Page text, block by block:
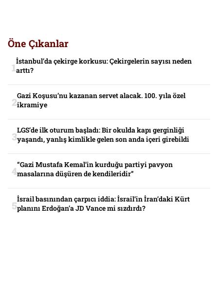
Öne Çıkanlar
İstanbul’da çekirge korkusu: Çekirgelerin sayısı neden
arttı?
Gazi Koşusu’nu kazanan servet alacak. 100. yıla özel
ikramiye
LGS’de ilk oturum başladı: Bir okulda kapı gerginliği
yaşandı, yanlış kimlikle gelen son anda içeri girebildi
“Gazi Mustafa Kemal’in kurduğu partiyi pavyon
masalarına düşüren de kendileridir”
İsrail basınından çarpıcı iddia: İsrail’in İran’daki Kürt
planını Erdoğan’a JD Vance mi sızdırdı?